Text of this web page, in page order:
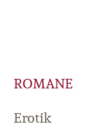
ROMANE
Erotik